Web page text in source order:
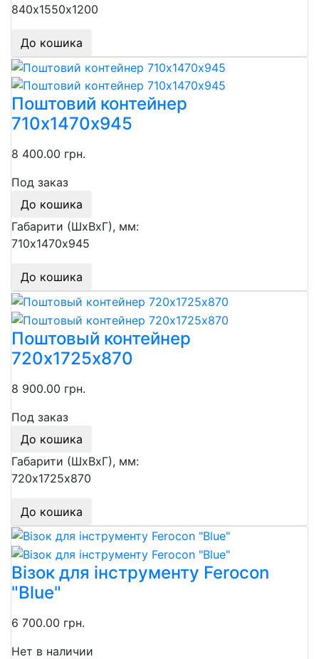
840х1550х1200
До кошика
Поштовий контейнер
710х1470х945
8 400.00 грн.
Под заказ
До кошика
Габарити (ШхВхГ), мм:
710х1470х945
До кошика
Поштовый контейнер
720х1725х870
8 900.00 грн.
Под заказ
До кошика
Габарити (ШхВхГ), мм:
720х1725х870
До кошика
Візок для інструменту Ferocon
"Blue"
6 700.00 грн.
Нет в наличии